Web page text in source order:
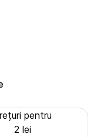
pentru
2 lei